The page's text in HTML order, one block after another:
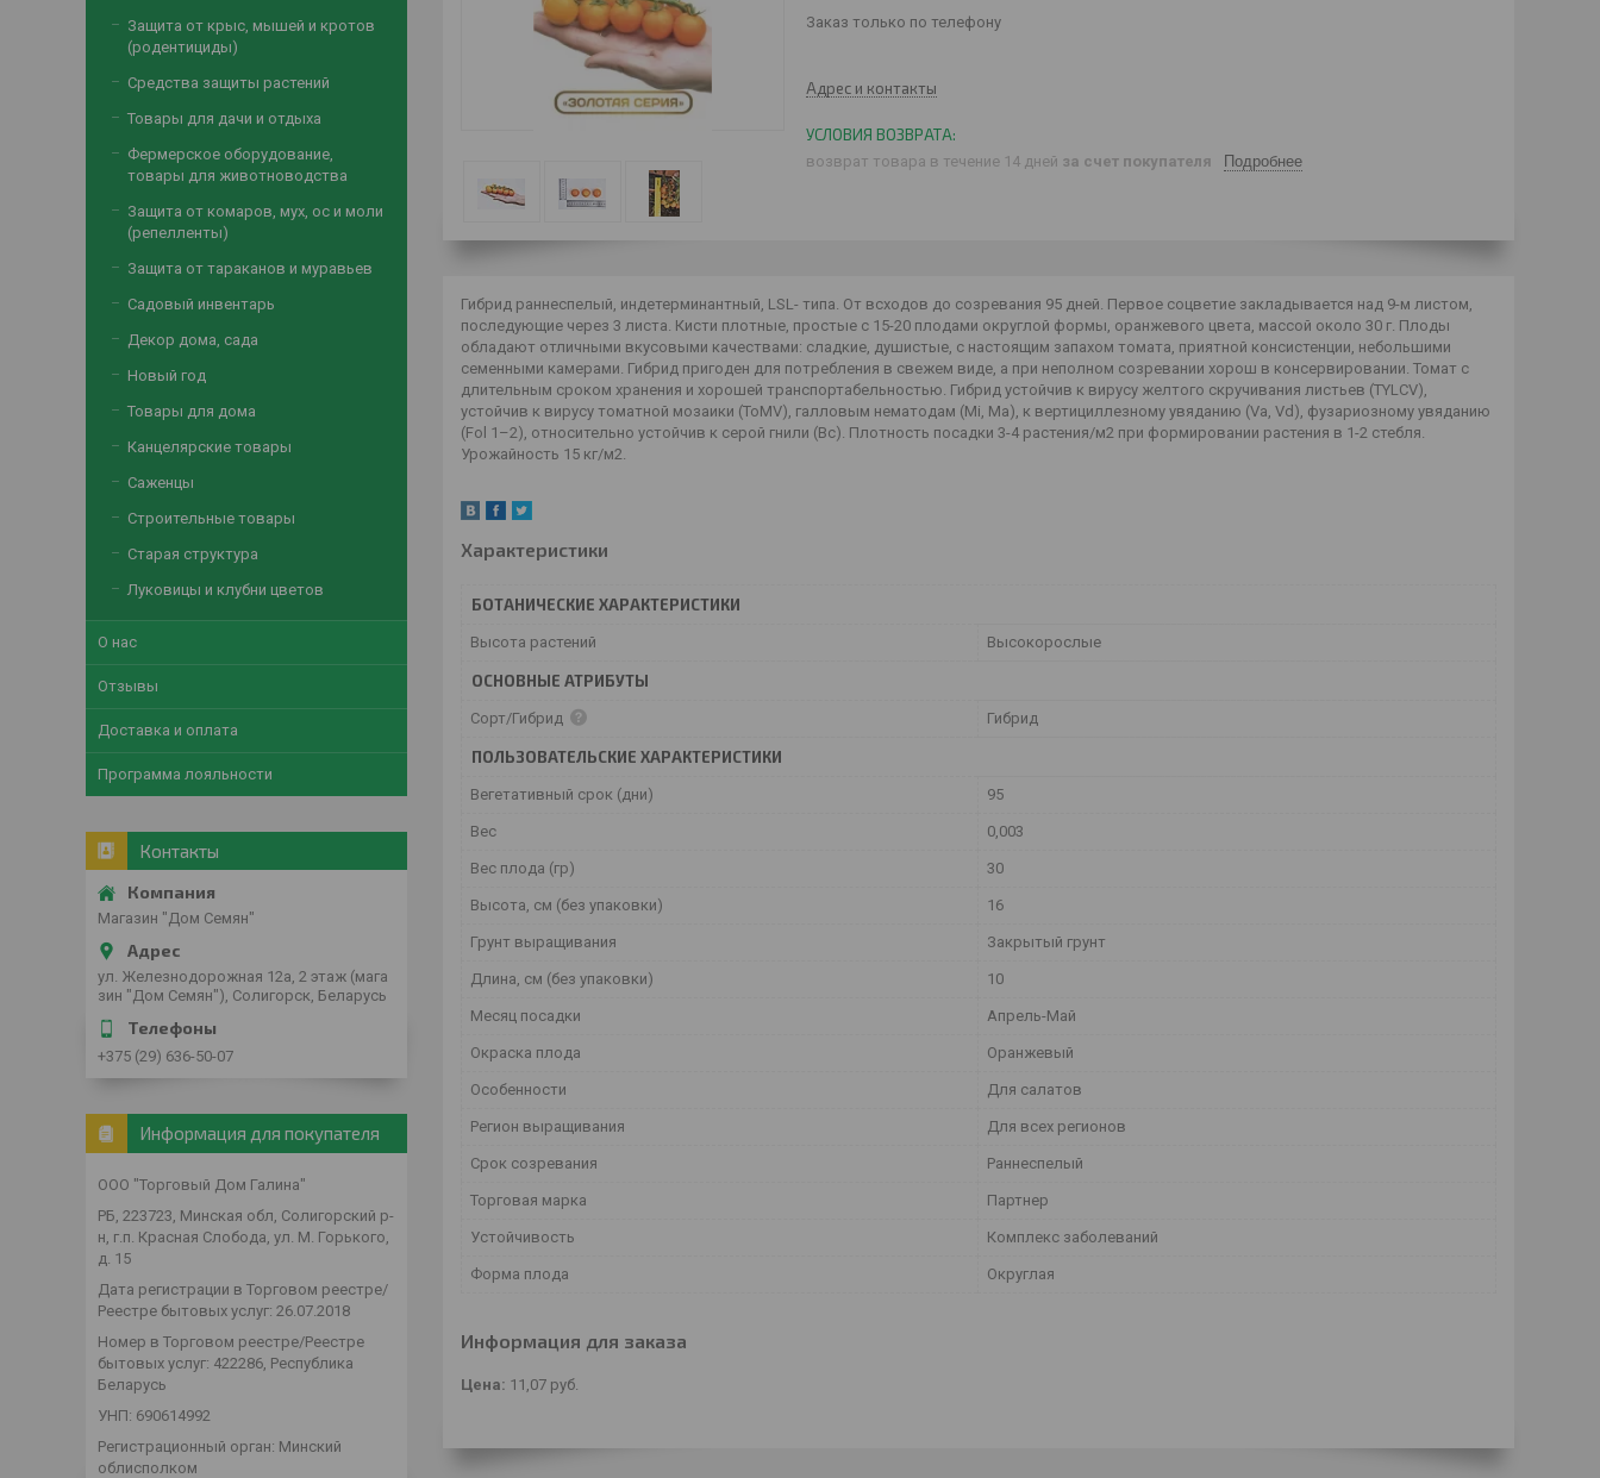
Заказ только по телефону
Адрес и контакты
возврат товара в течение 14 дней за счет покупателя Подробнее
Гибрид раннеспелый, индетерминантный, LSL- типа. От всходов до созревания 95 дней. Первое соцветие закладывается над 9-м листом,
последующие через 3 листа. Кисти плотные, простые с 15-20 плодами округлой формы, оранжевого цвета, массой около 30 г. Плоды
обладают отличными вкусовыми качествами: сладкие, душистые, с настоящим запахом томата, приятной консистенции, небольшими
семенными камерами. Гибрид пригоден для потребления в свежем виде, а при неполном созревании хорош в консервировании. Томат с
длительным сроком хранения и хорошей транспортабельностью. Гибрид устойчив к вирусу желтого скручивания листьев (TYLCV),
устойчив к вирусу томатной мозаики (ToMV), галловым нематодам (Mi, Ma), к вертициллезному увяданию (Va, Vd), фузариозному увяданию
(Fol 1–2), относительно устойчив к серой гнили (Bc). Плотность посадки 3-4 растения/м2 при формировании растения в 1-2 стебля.
Урожайность 15 кг/м2.
Характеристики
БОТАНИЧЕСКИЕ ХАРАКТЕРИСТИКИ
Высота растений Высокорослые
ОСНОВНЫЕ АТРИБУТЫ
Сорт/Гибрид Гибрид
ПОЛЬЗОВАТЕЛЬСКИЕ ХАРАКТЕРИСТИКИ
Вегетативный срок (дни) 95
Вес 0,003
Вес плода (гр) 30
Высота, см (без упаковки) 16
Грунт выращивания Закрытый грунт
Длина, см (без упаковки) 10
Месяц посадки Апрель-Май
Окраска плода Оранжевый
Особенности Для салатов
Регион выращивания Для всех регионов
Срок созревания Раннеспелый
Торговая марка Партнер
Устойчивость Комплекс заболеваний
Форма плода Округлая
Информация для заказа
Цена: 11,07 руб.
Защита от крыс, мышей и кротов
(родентициды)
Средства защиты растений
Товары для дачи и отдыха
Фермерское оборудование,
товары для животноводства
Защита от комаров, мух, ос и моли
(репелленты)
Защита от тараканов и муравьев
Садовый инвентарь
Декор дома, сада
Новый год
Товары для дома
Канцелярские товары
Саженцы
Строительные товары
Старая структура
Луковицы и клубни цветов
О нас
Отзывы
Доставка и оплата
Программа лояльности
Контакты
Магазин "Дом Семян"
ул. Железнодорожная 12а, 2 этаж (мага
зин "Дом Семян"), Солигорск, Беларусь
+375 (29) 636-50-07
Информация для покупателя
ООО "Торговый Дом Галина"
РБ, 223723, Минская обл, Солигорский р-
н, г.п. Красная Слобода, ул. М. Горького,
д. 15
Дата регистрации в Торговом реестре/
Реестре бытовых услуг: 26.07.2018
Номер в Торговом реестре/Реестре
бытовых услуг: 422286, Республика
Беларусь
УНП: 690614992
Регистрационный орган: Минский
облисполком